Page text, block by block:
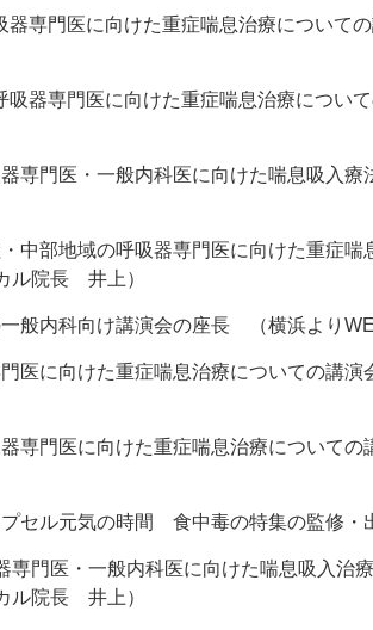
器専門医に向けた重症喘息治療につい
吸器専門医に向けた重症喘息治療につ
専門医・一般内科医に向けた喘息吸入
中部地域の呼吸器専門医に向けた重症喘
ル院長 井上）
般内科向け講演会の座長 （横浜より
医に向けた重症喘息治療についての
器専門医に向けた重症喘息治療につい
セル元気の時間 食中毒の特集の監修・
門医・一般内科医に向けた喘息吸入治
ル院長 井上）